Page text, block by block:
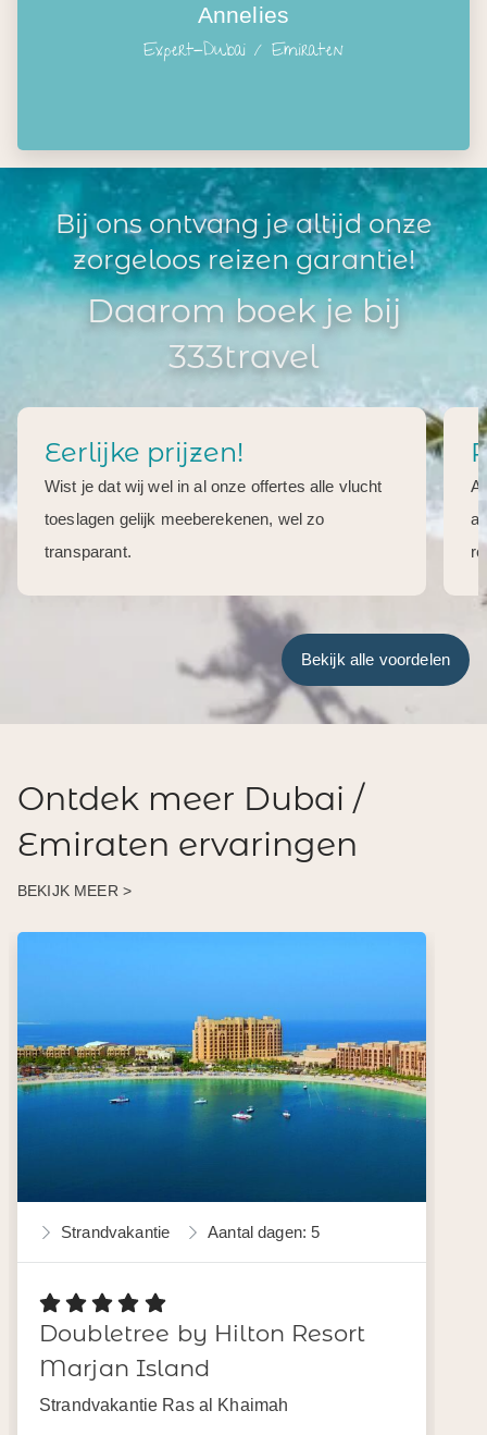
Annelies
Expert-Dubai / Emiraten
Bij ons ontvang je altijd onze
zorgeloos reizen garantie!
Daarom boek je bij
333travel
Eerlijke prijzen!
Wist je dat wij wel in al onze offertes alle vlucht
toeslagen gelijk meeberekenen, wel zo
transparant.
Bekijk alle voordelen
Ontdek meer Dubai /
Emiraten ervaringen
BEKIJK MEER >
Strandvakantie Aantal dagen: 5
Doubletree by Hilton Resort
Marjan Island
Strandvakantie Ras al Khaimah